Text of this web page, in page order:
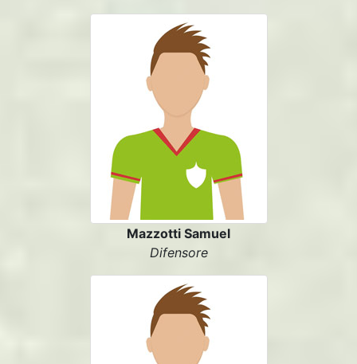
Mazzotti Samuel
Difensore